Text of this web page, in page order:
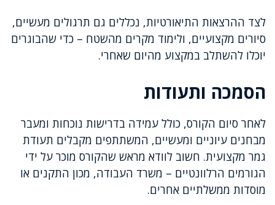
לצד ההרצאות התיאורטיות, נכללים גם תרגולים מעשיים,
סיורים מקצועיים, ולימוד מקרים מהשטח – כדי שהבוגרים
יוכלו להשתלב במקצוע מהיום שאחרי.
הסמכה ותעודות
לאחר סיום הקורס, כולל עמידה בדרישות נוכחות ומעבר
מבחנים עיוניים ומעשיים, המשתתפים מקבלים תעודת
גמר מקצועית. חשוב לוודא מראש שהקורס מוכר על ידי
הגורמים הרלוונטיים – משרד העבודה, מכון התקנים או
מוסדות ממשלתיים אחרים.